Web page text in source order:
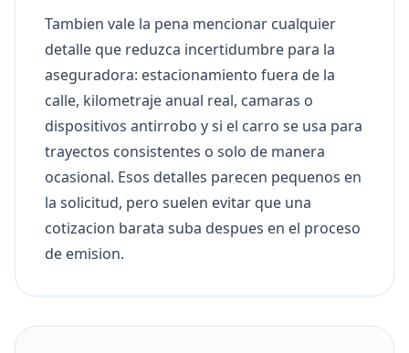
Tambien vale la pena mencionar cualquier
detalle que reduzca incertidumbre para la
aseguradora: estacionamiento fuera de la
calle, kilometraje anual real, camaras o
dispositivos antirrobo y si el carro se usa para
trayectos consistentes o solo de manera
ocasional. Esos detalles parecen pequenos en
la solicitud, pero suelen evitar que una
cotizacion barata suba despues en el proceso
de emision.